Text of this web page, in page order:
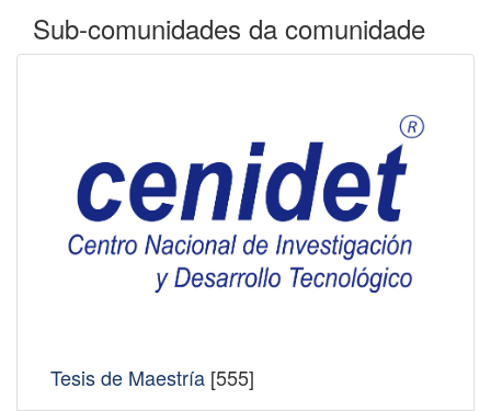
Sub-comunidades da comunidade
Tesis de Maestría [555]